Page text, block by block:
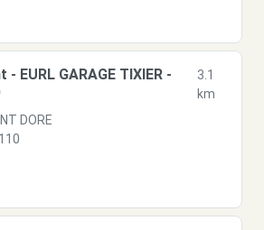
EURL GARAGE TIXIER -
3.1
km
DORE